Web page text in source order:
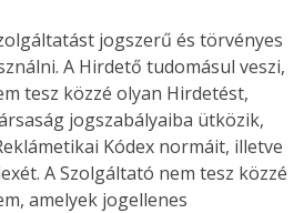
jogszerű és törvényes
A Hirdető tudomásul veszi,
tesz közzé olyan Hirdetést,
jogszabályaiba ütközik,
Kódex normáit, illetve
A Szolgáltató nem tesz közzé
amelyek jogellenes